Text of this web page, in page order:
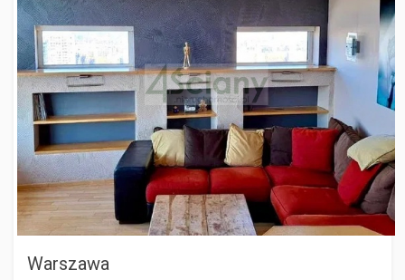
Warszawa